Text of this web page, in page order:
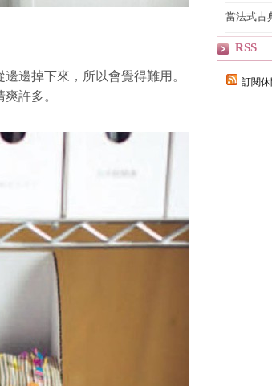
邊掉下來，所以會覺得難用。
許多。
當法式古
RSS
訂閱